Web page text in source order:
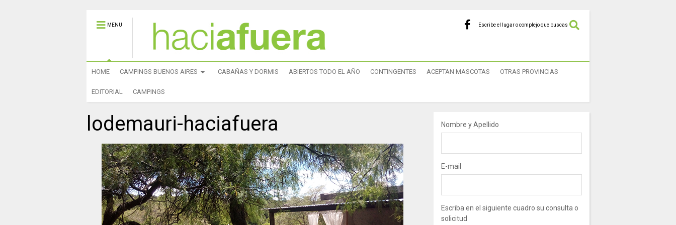
MENU Escribe el lugar o complejo que buscas
HOME CAMPINGS BUENOS AIRES CABAÑAS Y DORMIS ABIERTOS TODO EL AÑO CONTINGENTES ACEPTAN MASCOTAS OTRAS PROVINCIAS
EDITORIAL CAMPINGS
lodemauri-haciafuera Nombre y Apellido
E-mail
Escriba en el siguiente cuadro su consulta o
solicitud